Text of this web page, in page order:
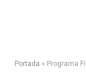
Portada » Programa